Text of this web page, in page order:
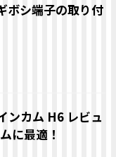
ボシ端子の取り付
ンカム H6 レビュ
に最適！